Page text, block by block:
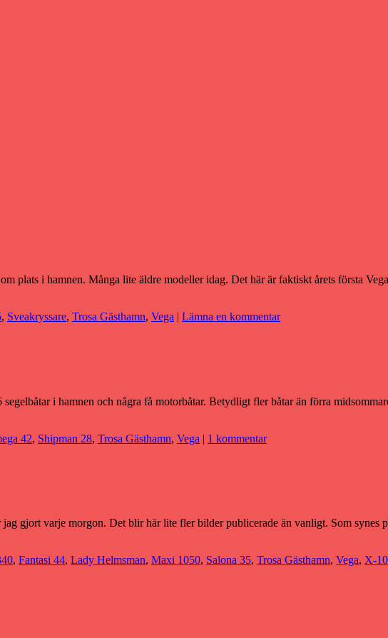
plats i hamnen. Många lite äldre modeller idag. Det här är faktiskt årets första
, Sveakryssare, Trosa Gästhamn, Vega | Lämna en kommentar
i hamnen och några få motorbåtar. Betydligt fler båtar än förra
42, Shipman 28, Trosa Gästhamn, Vega | 1 kommentar
gjort varje morgon. Det blir här lite fler bilder publicerade än vanligt. Som synes
, Fantasi 44, Lady Helmsman, Maxi 1050, Salona 35, Trosa Gästhamn, Vega, X-